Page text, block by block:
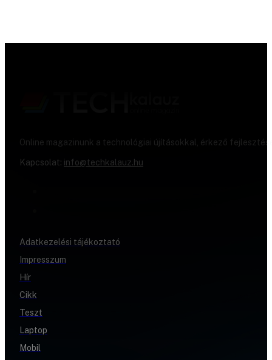
Online magazinunk a technológiai újításokkal, érkező
Kapcsolat: info@techkalauz.hu
Adatkezelési tájékoztató
Impresszum
Hír
Cikk
Teszt
Laptop
Mobil